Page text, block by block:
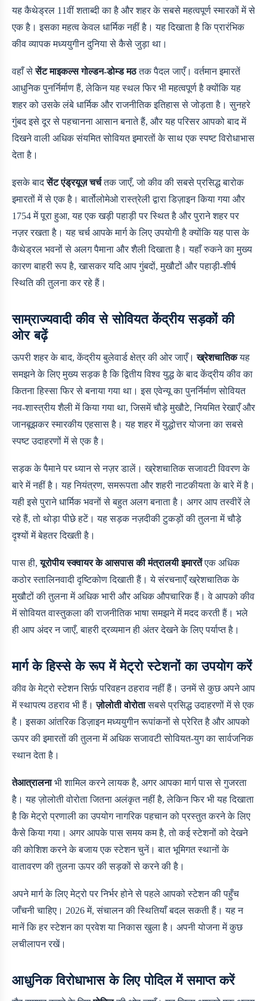
यह कैथेड्रल 11वीं शताब्दी का है और शहर के सबसे महत्वपूर्ण स्मारकों में से
एक है। इसका महत्व केवल धार्मिक नहीं है। यह दिखाता है कि प्रारंभिक
कीव व्यापक मध्ययुगीन दुनिया से कैसे जुड़ा था।
वहाँ सेसेंट माइकल्स गोल्डन-डोम्ड मठतक पैदल जाएँ। वर्तमान इमारतें
आधुनिक पुनर्निर्माण हैं, लेकिन यह स्थल फिर भी महत्वपूर्ण है क्योंकि यह
शहर को उसके लंबे धार्मिक और राजनीतिक इतिहास से जोड़ता है। सुनहरे
गुंबद इसे दूर से पहचानना आसान बनाते हैं, और यह परिसर आपको बाद में
दिखने वाली अधिक संयमित सोवियत इमारतों के साथ एक स्पष्ट विरोधाभास
देता है।
इसके बादसेंट एंड्रयूज़ चर्चतक जाएँ, जो कीव की सबसे प्रसिद्ध बारोक
इमारतों में से एक है। बार्तोलोमेओ रास्त्रेली द्वारा डिज़ाइन किया गया और
1754 में पूरा हुआ, यह एक खड़ी पहाड़ी पर स्थित है और पुराने शहर पर
नज़र रखता है। यह चर्च आपके मार्ग के लिए उपयोगी है क्योंकि यह पास के
कैथेड्रल भवनों से अलग पैमाना और शैली दिखाता है। यहाँ रुकने का मुख्य
कारण बाहरी रूप है, खासकर यदि आप गुंबदों, मुखौटों और पहाड़ी-शीर्ष
स्थिति की तुलना कर रहे हैं।
साम्राज्यवादी कीव से सोवियत केंद्रीय सड़कों की
ओर बढ़ें
ऊपरी शहर के बाद, केंद्रीय बुलेवार्ड क्षेत्र की ओर जाएँ।ख्रेशचातिकयह
समझने के लिए मुख्य सड़क है कि द्वितीय विश्व युद्ध के बाद केंद्रीय कीव का
कितना हिस्सा फिर से बनाया गया था। इस एवेन्यू का पुनर्निर्माण सोवियत
नव-शास्त्रीय शैली में किया गया था, जिसमें चौड़े मुखौटे, नियमित रेखाएँ और
जानबूझकर स्मारकीय एहसास है। यह शहर में युद्धोत्तर योजना का सबसे
स्पष्ट उदाहरणों में से एक है।
सड़क के पैमाने पर ध्यान से नज़र डालें। ख्रेशचातिक सजावटी विवरण के
बारे में नहीं है। यह नियंत्रण, समरूपता और शहरी नाटकीयता के बारे में है।
यही इसे पुराने धार्मिक भवनों से बहुत अलग बनाता है। अगर आप तस्वीरें ले
रहे हैं, तो थोड़ा पीछे हटें। यह सड़क नज़दीकी टुकड़ों की तुलना में चौड़े
दृश्यों में बेहतर दिखती है।
पास ही,यूरोपीय स्क्वायर के आसपास की मंत्रालयी इमारतेंएक अधिक
कठोर स्तालिनवादी दृष्टिकोण दिखाती हैं। ये संरचनाएँ ख्रेशचातिक के
मुखौटों की तुलना में अधिक भारी और अधिक औपचारिक हैं। वे आपको कीव
में सोवियत वास्तुकला की राजनीतिक भाषा समझने में मदद करती हैं। भले
ही आप अंदर न जाएँ, बाहरी द्रव्यमान ही अंतर देखने के लिए पर्याप्त है।
मार्ग के हिस्से के रूप में मेट्रो स्टेशनों का उपयोग करें
कीव के मेट्रो स्टेशन सिर्फ़ परिवहन ठहराव नहीं हैं। उनमें से कुछ अपने आप
में स्थापत्य ठहराव भी हैं।ज़ोलोती वोरोतासबसे प्रसिद्ध उदाहरणों में से एक
है। इसका आंतरिक डिज़ाइन मध्ययुगीन रूपांकनों से प्रेरित है और आपको
ऊपर की इमारतों की तुलना में अधिक सजावटी सोवियत-युग का सार्वजनिक
स्थान देता है।
तेआत्रालनाभी शामिल करने लायक है, अगर आपका मार्ग पास से गुजरता
है। यह ज़ोलोती वोरोता जितना अलंकृत नहीं है, लेकिन फिर भी यह दिखाता
है कि मेट्रो प्रणाली का उपयोग नागरिक पहचान को प्रस्तुत करने के लिए
कैसे किया गया। अगर आपके पास समय कम है, तो कई स्टेशनों को देखने
की कोशिश करने के बजाय एक स्टेशन चुनें। बात भूमिगत स्थानों के
वातावरण की तुलना ऊपर की सड़कों से करने की है।
अपने मार्ग के लिए मेट्रो पर निर्भर होने से पहले आपको स्टेशन की पहुँच
जाँचनी चाहिए। 2026 में, संचालन की स्थितियाँ बदल सकती हैं। यह न
मानें कि हर स्टेशन का प्रवेश या निकास खुला है। अपनी योजना में कुछ
लचीलापन रखें।
आधुनिक विरोधाभास के लिए पोदिल में समाप्त करें